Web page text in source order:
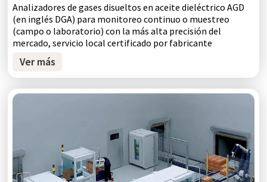
Analizadores de gases disueltos en aceite dieléctrico AGD
(en inglés DGA) para monitoreo continuo o muestreo
(campo o laboratorio) con la más alta precisión del
mercado, servicio local certificado por fabricante
Ver más